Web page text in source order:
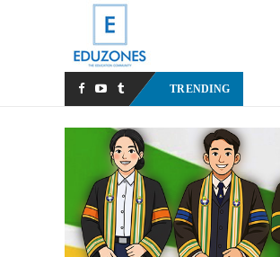
TRENDING